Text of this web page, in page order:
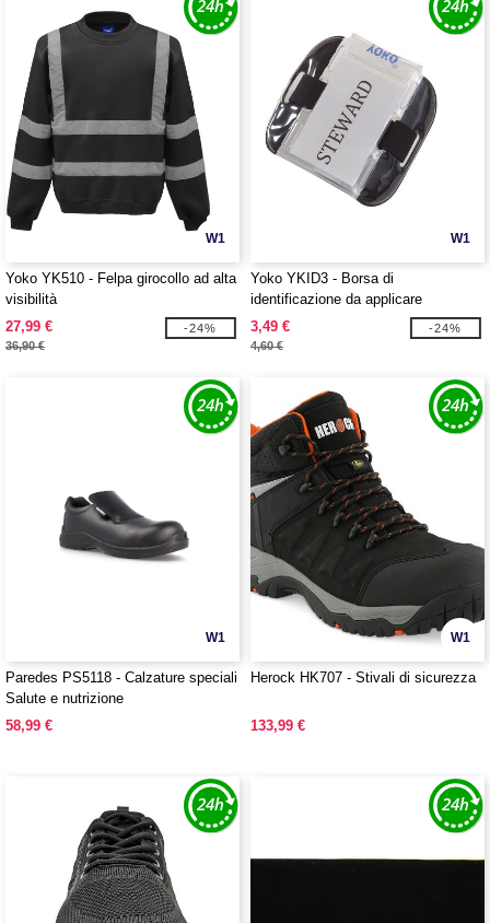
W1
Yoko YK510 - Felpa girocollo ad alta
visibilità
27,99 €
36,90 €
-24%
W1
Yoko YKID3 - Borsa di
identificazione da applicare
3,49 €
4,60 €
-24%
W1
Paredes PS5118 - Calzature speciali
Salute e nutrizione
58,99 €
W1
Herock HK707 - Stivali di sicurezza
133,99 €